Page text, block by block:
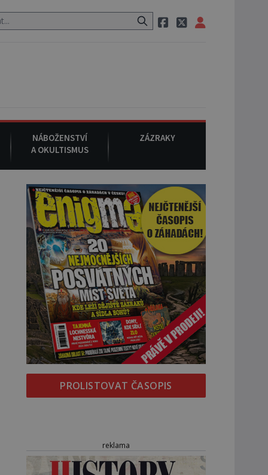
pak si na ulici zavolá taxi, nasedne do něj a už ho nikdy nikdo
NÁBOŽENSTVÍ
A OKULTISMUS
ZÁZRAKY
PROLISTOVAT ČASOPIS
reklama